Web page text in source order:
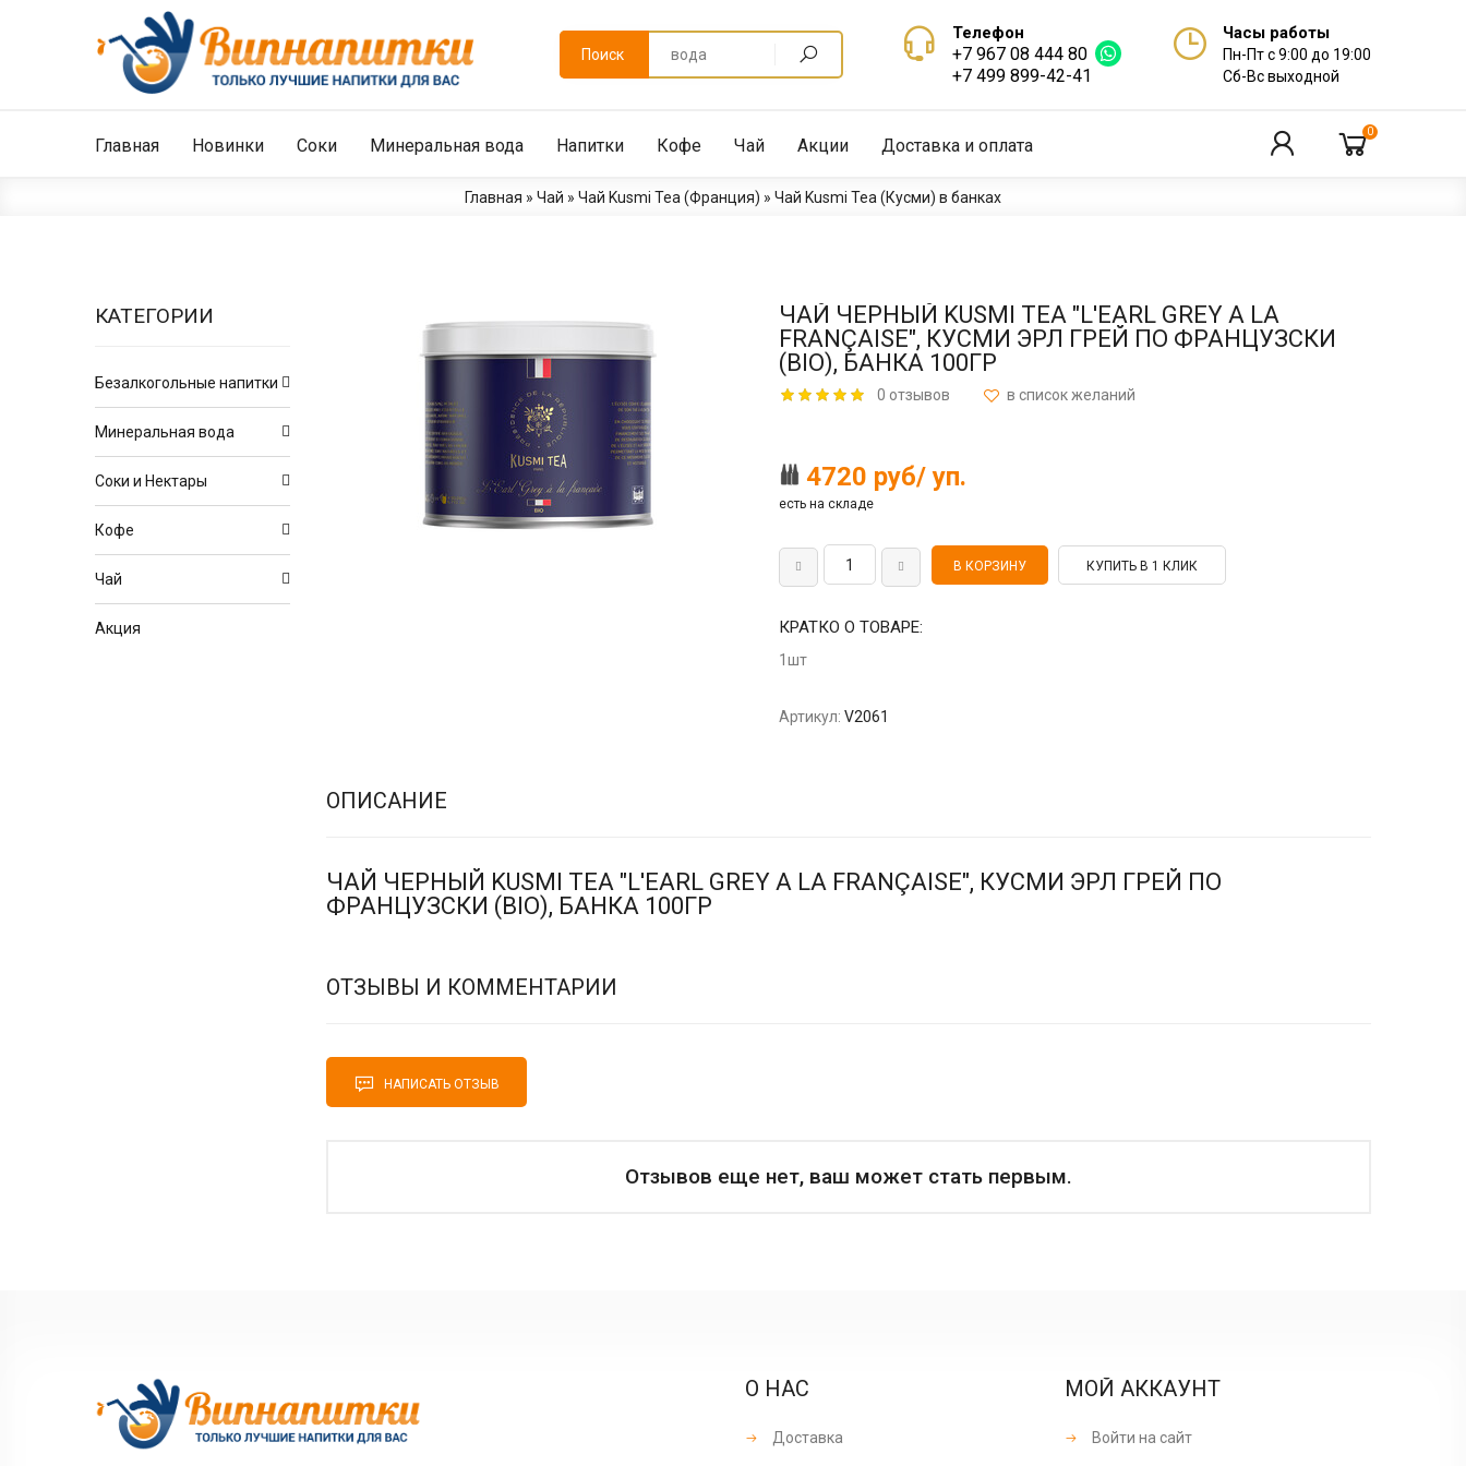
Телефон
+7 967 08 444 80
+7 499 899-42-41
Часы работы
Пн-Пт с 9:00 до 19:00
Сб-Вс выходной
Поиск
Главная Новинки Соки Минеральная вода Напитки Кофе Чай Акции Доставка и оплата
0
Главная » Чай » Чай Kusmi Tea (Франция) » Чай Kusmi Tea (Кусми) в банках
ЧАЙ ЧЕРНЫЙ KUSMI TEA "L'EARL GREY A LA
FRANÇAISE", КУСМИ ЭРЛ ГРЕЙ ПО ФРАНЦУЗСКИ
(BIO), БАНКА 100ГР
0 отзывов
4720 руб/ уп.
есть на складе
КУПИТЬ В 1 КЛИК
КРАТКО О ТОВАРЕ:
1шт
Артикул: V2061
ОПИСАНИЕ
ЧАЙ ЧЕРНЫЙ KUSMI TEA "L'EARL GREY A LA FRANÇAISE", КУСМИ ЭРЛ ГРЕЙ ПО
ФРАНЦУЗСКИ (BIO), БАНКА 100ГР
ОТЗЫВЫ И КОММЕНТАРИИ
НАПИСАТЬ ОТЗЫВ
Отзывов еще нет, ваш может стать первым.
КАТЕГОРИИ
Безалкогольные напитки
Минеральная вода
Соки и Нектары
Кофе
Чай
Акция
О НАС
Доставка
МОЙ АККАУНТ
Войти на сайт